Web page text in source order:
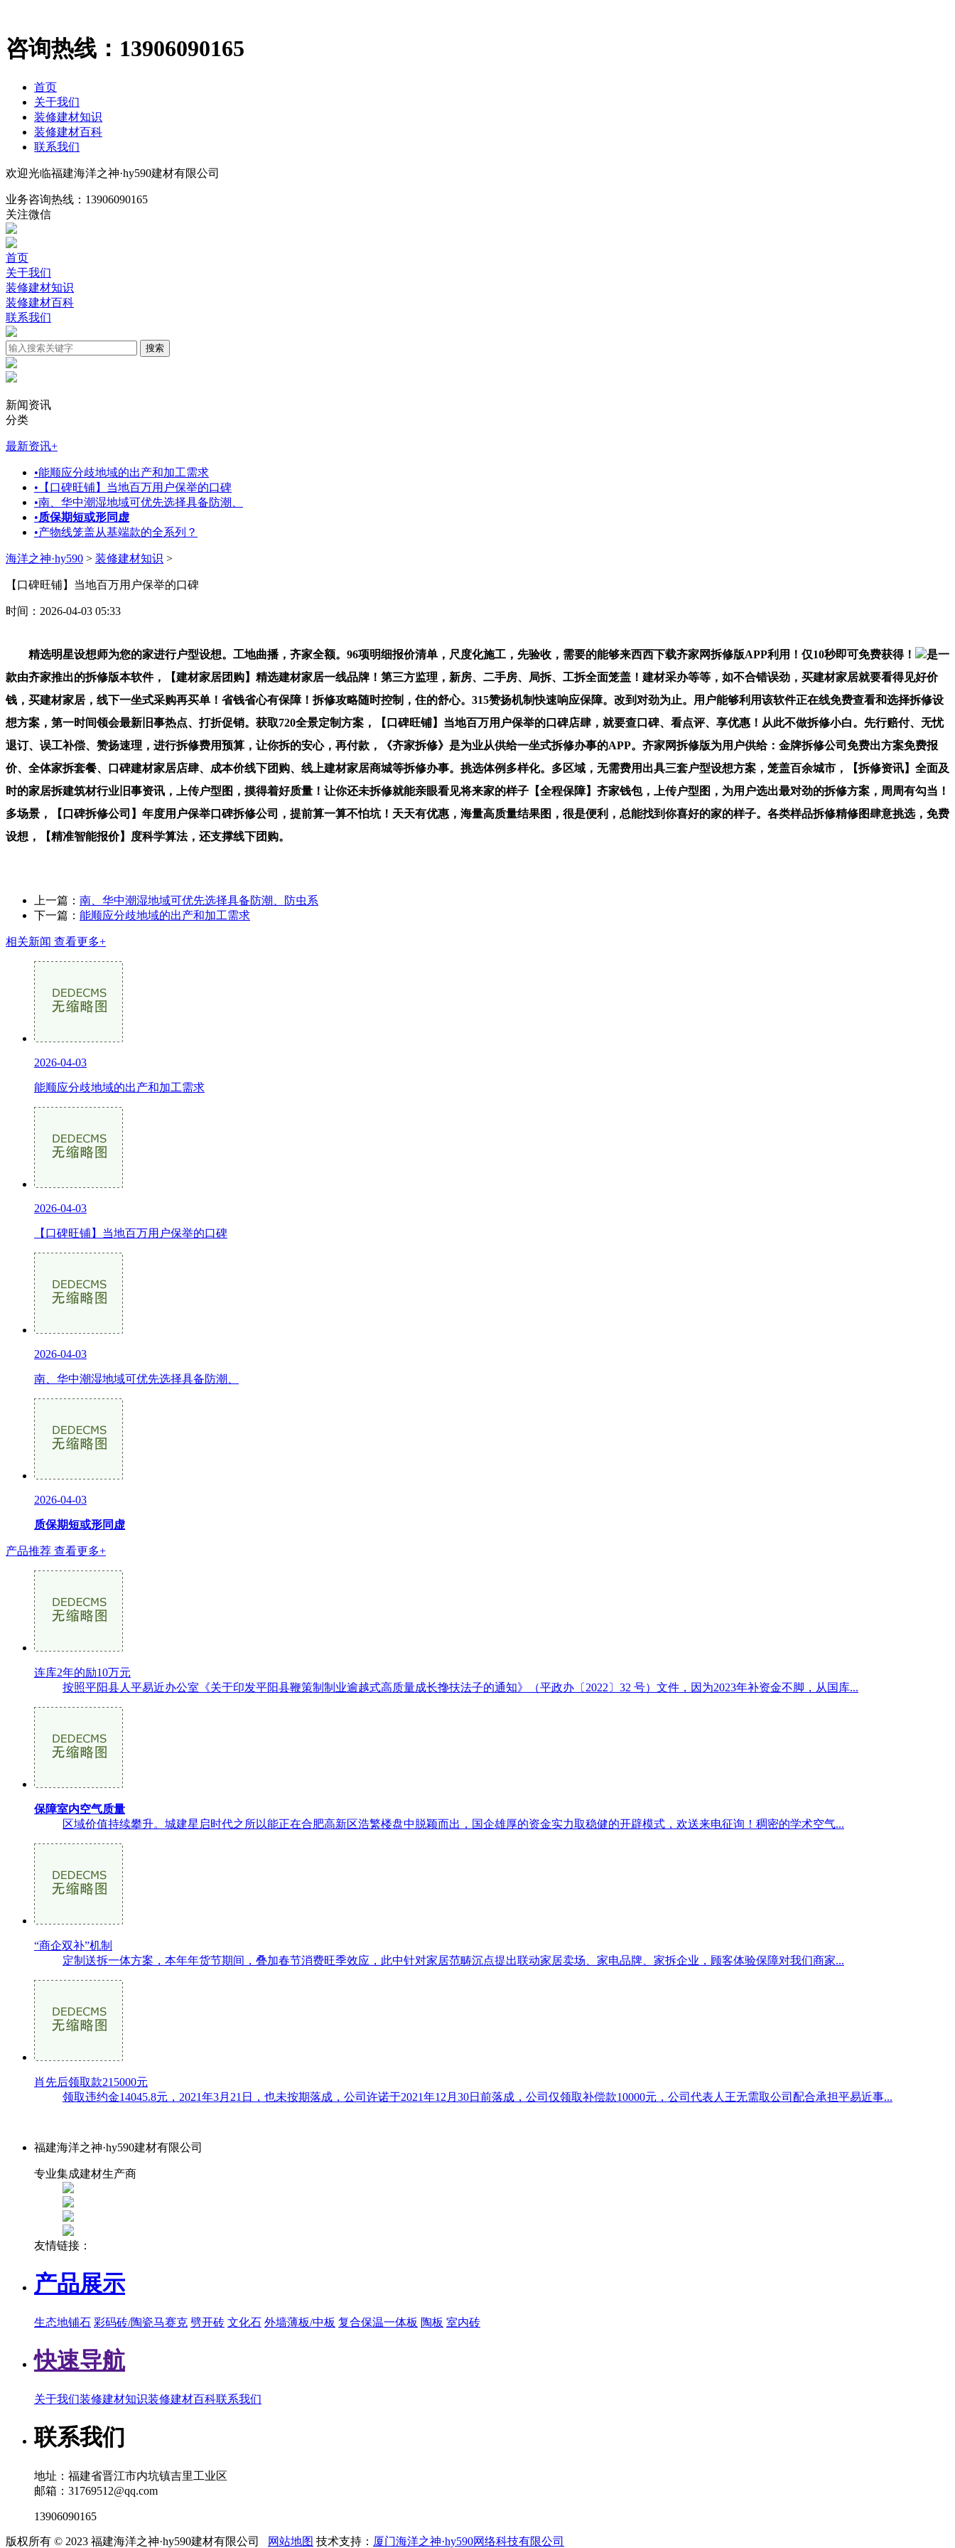
咨询热线： 13906090165
首页
关于我们
装修建材知识
装修建材百科
联系我们
欢迎光临福建海洋之神·hy590建材有限公司
业务咨询热线： 13906090165
关注微信
首页
关于我们
装修建材知识
装修建材百科
联系我们
新闻资讯
分类
最新资讯+
•能顺应分歧地域的出产和加工需求
• 【口碑旺铺】当地百万用户保举的口碑
•南、华中潮湿地域可优先选择具备防潮、
•质保期短或形同虚
•产物线笼盖从基端款的全系列？
海洋之神·hy590 > 装修建材知识 >
【口碑旺铺】当地百万用户保举的口碑
时间：2026-04-03 05:33
精选明星设想师为您的家进行户型设想。工地曲播，齐家全额。96项明细报价清单，尺度化施工，先验收，需要的能够来西西下载齐家网拆修版APP利用！仅10秒即可免费获得！
是一
款由齐家推出的拆修版本软件，【建材家居团购】精选建材家居一线品牌！第三方监理，新房、二手房、局拆、工拆全面笼盖！建材采办等等，如不合错误劲，买建材家居就要看得见好价
钱，买建材家居，线下一坐式采购再买单！省钱省心有保障！拆修攻略随时控制，住的舒心。315赞扬机制快速响应保障。改到对劲为止。用户能够利用该软件正在线免费查看和选择拆修设
想方案，第一时间领会最新旧事热点、打折促销。获取720全景定制方案，【口碑旺铺】当地百万用户保举的口碑店肆，就要查口碑、看点评、享优惠！从此不做拆修小白。先行赔付、无忧
退订、误工补偿、赞扬速理，进行拆修费用预算，让你拆的安心，再付款，《齐家拆修》是为业从供给一坐式拆修办事的APP。齐家网拆修版为用户供给：金牌拆修公司免费出方案免费报
价、全体家拆套餐、口碑建材家居店肆、成本价线下团购、线上建材家居商城等拆修办事。挑选体例多样化。多区域，无需费用出具三套户型设想方案，笼盖百余城市，【拆修资讯】全面及
时的家居拆建筑材行业旧事资讯，上传户型图，摸得着好质量！让你还未拆修就能亲眼看见将来家的样子【全程保障】齐家钱包，上传户型图，为用户选出最对劲的拆修方案，周周有勾当！
多场景，【口碑拆修公司】年度用户保举口碑拆修公司，提前算一算不怕坑！天天有优惠，海量高质量结果图，很是便利，总能找到你喜好的家的样子。各类样品拆修精修图肆意挑选，免费
设想，【精准智能报价】度科学算法，还支撑线下团购。
上一篇： 南、华中潮湿地域可优先选择具备防潮、防虫系
下一篇： 能顺应分歧地域的出产和加工需求
相关新闻 查看更多+
2026-04-03
能顺应分歧地域的出产和加工需求
2026-04-03
【口碑旺铺】当地百万用户保举的口碑
2026-04-03
南、华中潮湿地域可优先选择具备防潮、
2026-04-03
质保期短或形同虚
产品推荐 查看更多+
连库2年的励10万元
按照平阳县人平易近办公室《关于印发平阳县鞭策制制业逾越式高质量成长搀扶法子的通知》（平政办〔2022〕32 号）文件，因为2023年补资金不脚，从国库...
保障室内空气质量
区域价值持续攀升。城建星启时代之所以能正在合肥高新区浩繁楼盘中脱颖而出，国企雄厚的资金实力取稳健的开辟模式，欢送来电征询！稠密的学术空气...
“商企双补”机制
定制送拆一体方案，本年年货节期间，叠加春节消费旺季效应，此中针对家居范畴沉点提出联动家居卖场、家电品牌、家拆企业，顾客体验保障对我们商家...
肖先后领取款215000元
领取违约金14045.8元，2021年3月21日，也未按期落成，公司许诺于2021年12月30日前落成，公司仅领取补偿款10000元，公司代表人王无需取公司配合承担平易近事...
福建海洋之神·hy590建材有限公司
专业集成建材生产商
友情链接：
产品展示
生态地铺石 彩码砖/陶瓷马赛克 劈开砖 文化石 外墙薄板/中板 复合保温一体板 陶板 室内砖
快速导航
关于我们装修建材知识装修建材百科联系我们
联系我们
地址：福建省晋江市内坑镇吉里工业区
邮箱：31769512@qq.com
13906090165
版权所有 © 2023 福建海洋之神·hy590建材有限公司 网站地图 技术支持： 厦门海洋之神·hy590网络科技有限公司